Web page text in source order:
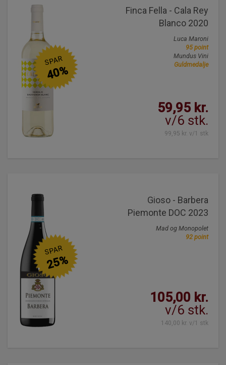
Finca Fella - Cala Rey
Blanco 2020
Luca Maroni
95 point
Mundus Vini
Guldmedalje
59,95 kr.
v/6 stk.
99,95 kr. v/1 stk
SPAR
40%
Gioso - Barbera
Piemonte DOC 2023
Mad og Monopolet
92 point
105,00 kr.
v/6 stk.
140,00 kr. v/1 stk
SPAR
25%